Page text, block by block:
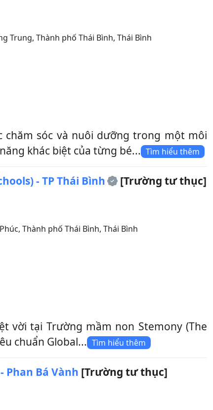
Trung, Thành phố Thái Bình, Thái Bình
sóc và nuôi dưỡng trong một môi
khác biệt của từng bé... Tìm hiểu thêm
- TP Thái Bình [Trường tư thục]
, Thành phố Thái Bình, Thái Bình
vời tại Trường mầm non Stemony (The
chuẩn Global... Tìm hiểu thêm
Phan Bá Vành [Trường tư thục]